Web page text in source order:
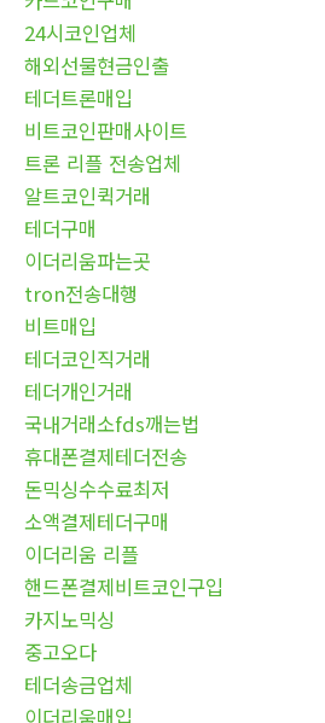
24시코인업체
해외선물현금인출
테더트론매입
비트코인판매사이트
트론 리플 전송업체
알트코인퀵거래
테더구매
이더리움파는곳
tron전송대행
비트매입
테더코인직거래
테더개인거래
국내거래소fds깨는법
휴대폰결제테더전송
돈믹싱수수료최저
소액결제테더구매
이더리움 리플
핸드폰결제비트코인구입
카지노믹싱
중고오다
테더송금업체
이더리움매입